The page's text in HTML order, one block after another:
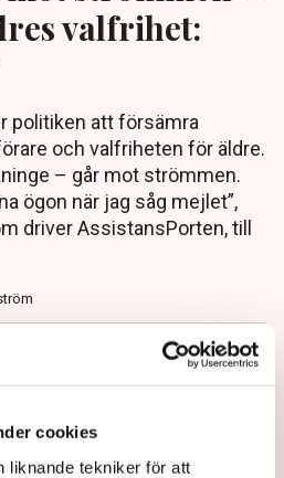
cookies
liknande tekniker för att
valfrihet:
politiken att försämra
och valfriheten för äldre.
– går mot strömmen.
ögon när jag såg mejlet”,
driver AssistansPorten, till